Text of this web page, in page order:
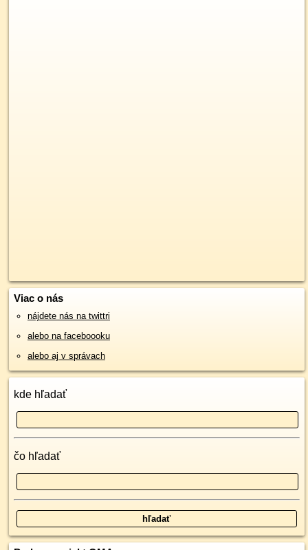
Viac o nás
nájdete nás na twittri
alebo na faceboooku
alebo aj v správach
kde hľadať
čo hľadať